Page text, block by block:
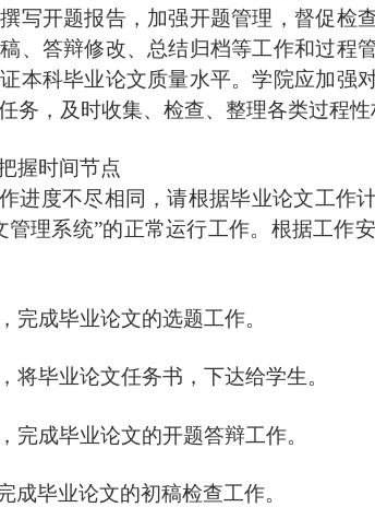
写开题报告，加强开题管理，督促检
、答辩修改、总结归档等工作和过程
本科毕业论文质量水平。学院应加强
务，及时收集、检查、整理各类过程
握时间节点
进度不尽相同，请根据毕业论文工作
理系统”的正常运行工作。 根据工作安
完成毕业论文的选题工作。
将毕业论文任务书，下达给学生。
完成毕业论文的开题答辩工作。
成毕业论文的初稿检查工作。